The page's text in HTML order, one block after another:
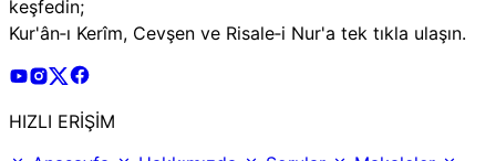
keşfedin;
Kur'ân‑ı Kerîm, Cevşen ve Risale‑i Nur'a tek tıkla ulaşın.
Risale Online Youtube Hesabı
Risale Online Instagram Hesabı
Risale Online X Hesabı
HIZLI ERİŞİM